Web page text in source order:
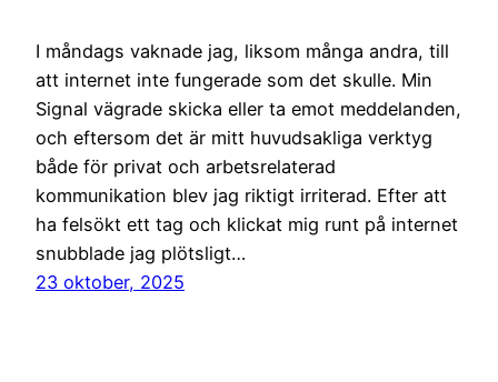
I måndags vaknade jag, liksom många andra, till
att internet inte fungerade som det skulle. Min
Signal vägrade skicka eller ta emot meddelanden,
och eftersom det är mitt huvudsakliga verktyg
både för privat och arbetsrelaterad
kommunikation blev jag riktigt irriterad. Efter att
ha felsökt ett tag och klickat mig runt på internet
snubblade jag plötsligt…
23 oktober, 2025